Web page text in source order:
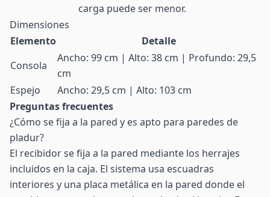
carga puede ser menor.
Dimensiones
Elemento
Detalle
Consola
Ancho: 99 cm | Alto: 38 cm | Profundo: 29,5
cm
Espejo
Ancho: 29,5 cm | Alto: 103 cm
Preguntas frecuentes
¿Cómo se fija a la pared y es apto para paredes de
pladur?
El recibidor se fija a la pared mediante los herrajes
incluidos en la caja. El sistema usa escuadras
interiores y una placa metálica en la pared donde el